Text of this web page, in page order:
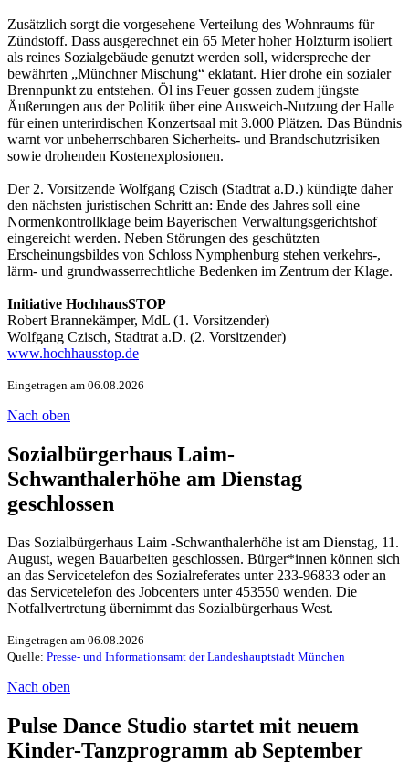
Zusätzlich sorgt die vorgesehene Verteilung des Wohnraums für
Zündstoff. Dass ausgerechnet ein 65 Meter hoher Holzturm isoliert
als reines Sozialgebäude genutzt werden soll, widerspreche der
bewährten „Münchner Mischung“ eklatant. Hier drohe ein sozialer
Brennpunkt zu entstehen. Öl ins Feuer gossen zudem jüngste
Äußerungen aus der Politik über eine Ausweich-Nutzung der Halle
für einen unterirdischen Konzertsaal mit 3.000 Plätzen. Das Bündnis
warnt vor unbeherrschbaren Sicherheits- und Brandschutzrisiken
sowie drohenden Kostenexplosionen.
Der 2. Vorsitzende Wolfgang Czisch (Stadtrat a.D.) kündigte daher
den nächsten juristischen Schritt an: Ende des Jahres soll eine
Normenkontrollklage beim Bayerischen Verwaltungsgerichtshof
eingereicht werden. Neben Störungen des geschützten
Erscheinungsbildes von Schloss Nymphenburg stehen verkehrs-,
lärm- und grundwasserrechtliche Bedenken im Zentrum der Klage.
Initiative HochhausSTOP
Robert Brannekämper, MdL (1. Vorsitzender)
Wolfgang Czisch, Stadtrat a.D. (2. Vorsitzender)
www.hochhausstop.de
Eingetragen am 06.08.2026
Nach oben
Sozialbürgerhaus Laim-
Schwanthalerhöhe am Dienstag
geschlossen
Das Sozialbürgerhaus Laim -Schwanthalerhöhe ist am Dienstag, 11.
August, wegen Bauarbeiten geschlossen. Bürger*innen können sich
an das Servicetelefon des Sozialreferates unter 233-96833 oder an
das Servicetelefon des Jobcenters unter 453550 wenden. Die
Notfallvertretung übernimmt das Sozialbürgerhaus West.
Eingetragen am 06.08.2026
Quelle: Presse- und Informationsamt der Landeshauptstadt München
Nach oben
Pulse Dance Studio startet mit neuem
Kinder-Tanzprogramm ab September